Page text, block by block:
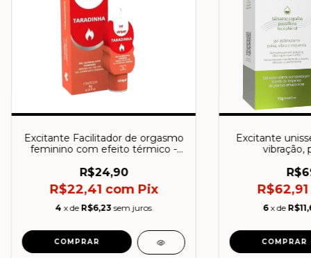
Excitante Facilitador de orgasmo
feminino com efeito térmico -
R$24,90
R$22,41 com Pix
4 x de R$6,23 sem juros
Excitante
vibração,
R$62,91
6 x de